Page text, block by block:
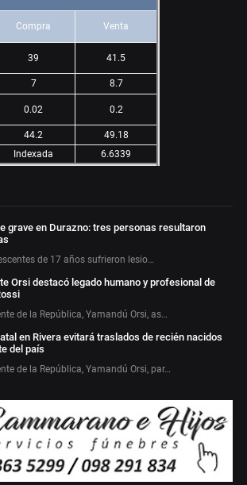
Compra Venta
39 41.5
7 8.7
0.02 0.2
44.2
49.18
Indexada 6.6339
grave en Durazno: tres personas resultaron
de 17 años sufrieron lesio…
Orsi destacó legado humano y profesional de
de la República, Yamandú Orsi, as…
en Rivera evitará traslados de recién nacidos
del país
de la República, Yamandú Orsi, par…